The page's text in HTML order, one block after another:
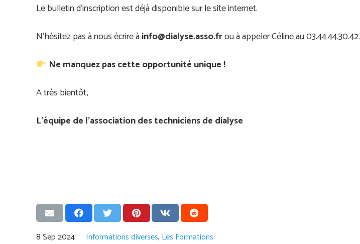
Le bulletin d’inscription est déjà disponible sur le site internet.
N’hésitez pas à nous écrire àinfo@dialyse.asso.frou à appeler Céline au 03.44.44.30.42.
Ne manquez pas cette opportunité unique !
A très bientôt,
L’équipe de l’association des techniciens de dialyse
8 Sep 2024 Informations diverses, Les Formations